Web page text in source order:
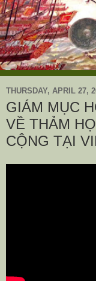
THURSDAY, APRIL 27,
GIÁM MỤC
VỀ THẢM
CỘNG TẠI